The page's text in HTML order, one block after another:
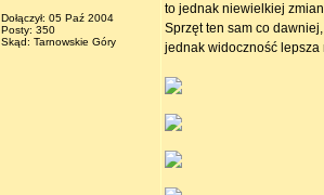
Dołączył: 05 Paź 2004
Posty: 350
Skąd: Tarnowskie Góry
to jednak niewielkiej
Sprzęt ten sam co
jednak widoczność lepsza